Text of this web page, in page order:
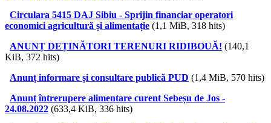
Circulara 5415 DAJ Sibiu - Sprijin financiar operatori
economici agricultură și alimentație (1,1 MiB, 318 hits)
ANUNȚ DEȚINĂTORI TERENURI RIDIBOUĂ! (140,1
KiB, 372 hits)
Anunț informare și consultare publică PUD (1,4 MiB, 570 hits)
Anunț întrerupere alimentare curent Sebeșu de Jos -
24.08.2022 (633,4 KiB, 336 hits)